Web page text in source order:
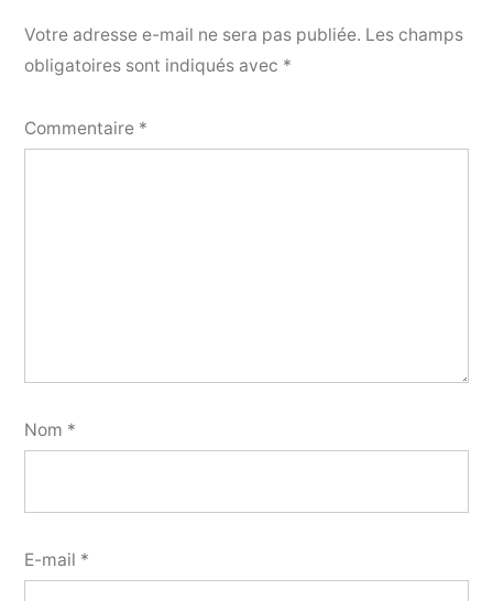
Votre adresse e-mail ne sera pas publiée. Les champs
obligatoires sont indiqués avec *
Commentaire *
Nom *
E-mail *